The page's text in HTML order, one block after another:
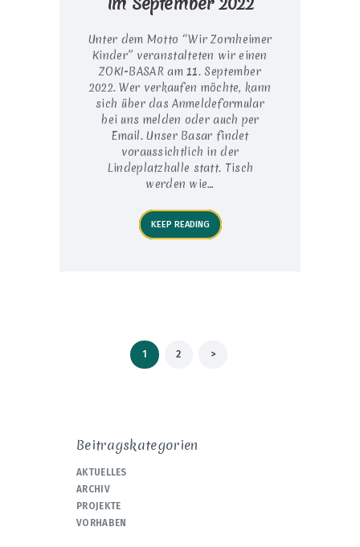
Unter dem Motto “Wir Zornheimer
Kinder” veranstalteten wir einen
ZOKI-BASAR am 11. September
2022. Wer verkaufen möchte, kann
sich über das Anmeldeformular
bei uns melden oder auch per
Email. Unser Basar findet
voraussichtlich in der
Lindeplatzhalle statt. Tisch
werden wie…
KEEP READING
Seitennummerierung
PAGE
1 PAGE
2 >
Beitragskategorien
AKTUELLES
ARCHIV
PROJEKTE
VORHABEN